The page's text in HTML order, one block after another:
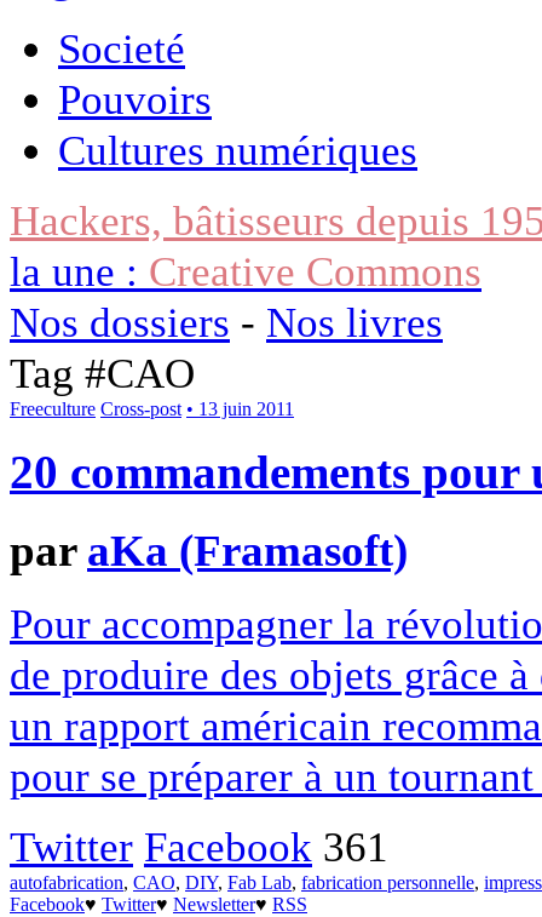
Societé
Pouvoirs
Cultures numériques
Hackers, bâtisseurs depuis
la une : Creative Commons
Nos dossiers - Nos livres
Tag #CAO
Freeculture Cross-post • 13 juin 2011
20 commandements pour
par aKa (Framasoft)
Pour accompagner la
de produire des objets grâce
un rapport américain
pour se préparer à un
Twitter Facebook 361
autofabrication, CAO, DIY, Fab Lab, fabrication personnelle,
Facebook♥ Twitter♥ Newsletter♥ RSS